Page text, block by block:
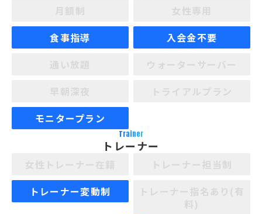
食事指導
入会金不要
モニタープラン
Trainer
トレーナー
トレーナー変動制